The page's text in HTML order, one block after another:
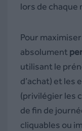
lors de chaque
Pour
absolument
utilisant le
d’achat) et les
(privilégier les
de fin de
cliquables ou